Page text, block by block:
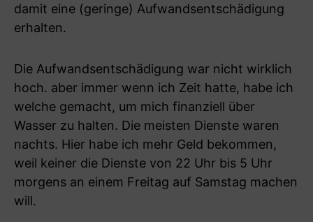
damit eine (geringe) Aufwandsentschädigung
erhalten.
Die Aufwandsentschädigung war nicht wirklich
hoch. aber immer wenn ich Zeit hatte, habe ich
welche gemacht, um mich finanziell über
Wasser zu halten. Die meisten Dienste waren
nachts. Hier habe ich mehr Geld bekommen,
weil keiner die Dienste von 22 Uhr bis 5 Uhr
morgens an einem Freitag auf Samstag machen
will.